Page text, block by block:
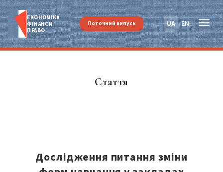
ЕКОНОМІКА
ФІНАНСИ
ПРАВО
UA EN
Поточний випуск
Стаття
Дослідження питання зміни